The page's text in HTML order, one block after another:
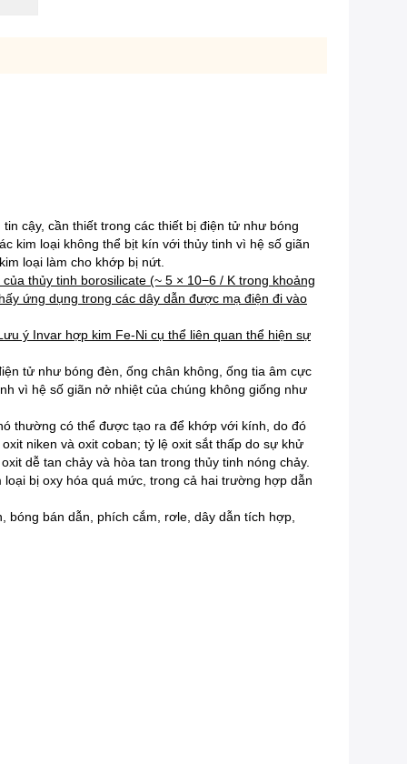
cậy, cần thiết trong các thiết bị điện tử như bóng
kim loại không thể bịt kín với thủy tinh vì hệ số giãn
loại làm cho khớp bị nứt.
thủy tinh borosilicate (~ 5 × 10−6 / K trong khoảng
ứng dụng trong các dây dẫn được mạ điện đi vào
ý Invar hợp kim Fe-Ni cụ thể liên quan thể hiện sự
tử như bóng đèn, ống chân không, ống tia âm cực
vì hệ số giãn nở nhiệt của chúng không giống như
thường có thể được tạo ra để khớp với kính, do đó
niken và oxit coban; tỷ lệ oxit sắt thấp do sự khử
dễ tan chảy và hòa tan trong thủy tinh nóng chảy.
bị oxy hóa quá mức, trong cả hai trường hợp dẫn
bán dẫn, phích cắm, rơle, dây dẫn tích hợp,